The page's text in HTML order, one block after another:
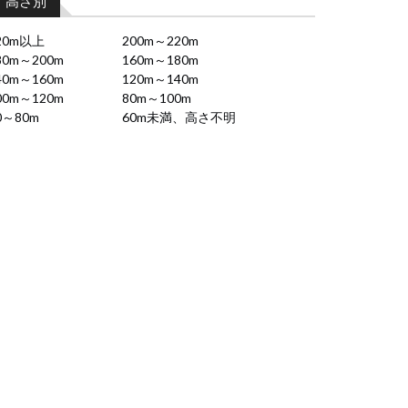
以上
200m～220m
～200m
160m～180m
～160m
120m～140m
～120m
80m～100m
80m
60m未満、高さ不明